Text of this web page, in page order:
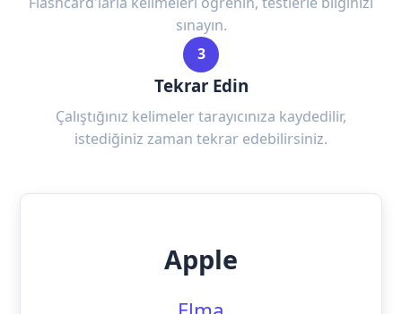
sınayın.
3
Tekrar Edin
Çalıştığınız kelimeler tarayıcınıza kaydedilir,
istediğiniz zaman tekrar edebilirsiniz.
Apple